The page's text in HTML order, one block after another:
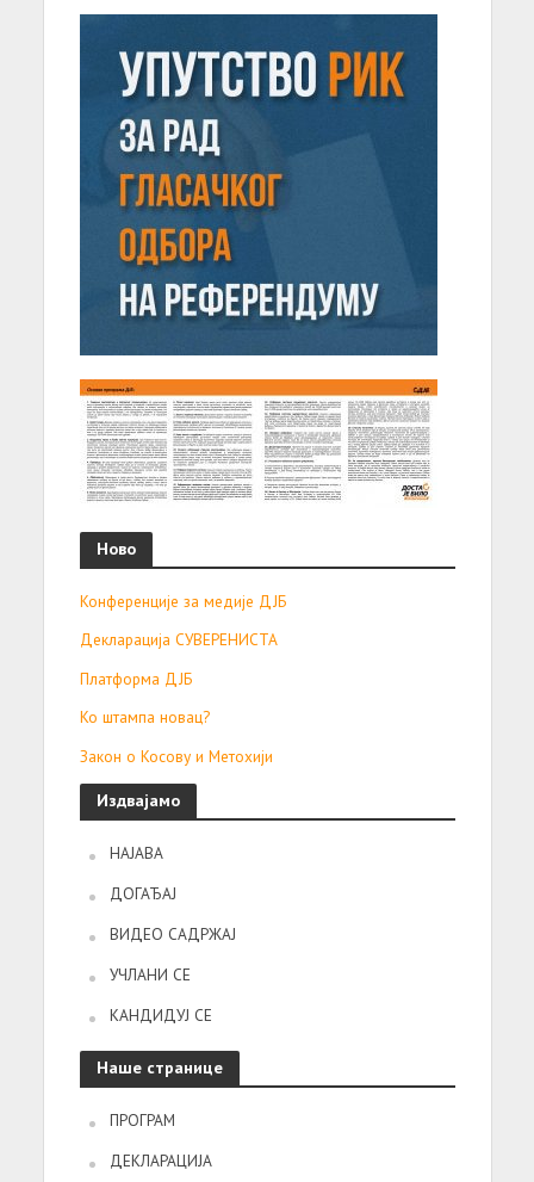
Ново
Конференције за медије ДЈБ
Декларација СУВЕРЕНИСТА
Платформа ДЈБ
Ко штампа новац?
Закон о Косову и Метохији
Издвајамо
НАЈАВА
ДОГАЂАЈ
ВИДЕО САДРЖАЈ
УЧЛАНИ СЕ
КАНДИДУЈ СЕ
Наше странице
ПРОГРАМ
ДЕКЛАРАЦИЈА